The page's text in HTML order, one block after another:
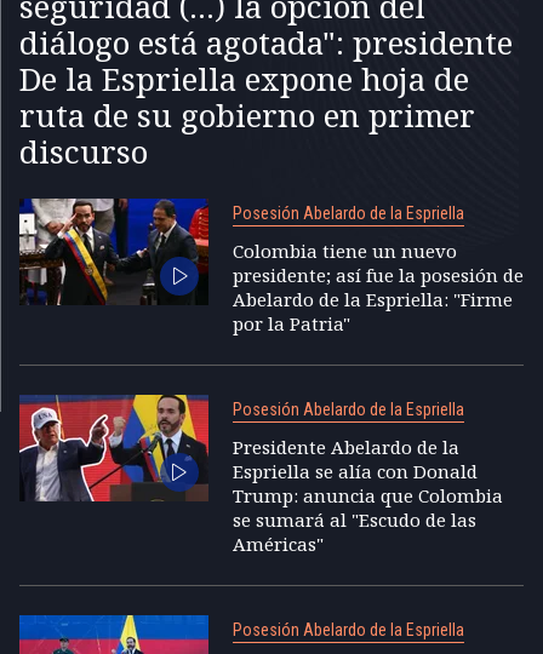
diálogo está agotada": presidente
De la Espriella expone hoja de
ruta de su gobierno en primer
discurso
Posesión Abelardo de la Espriella
Colombia tiene un nuevo
presidente; así fue la posesión de
Abelardo de la Espriella: "Firme
por la Patria"
Posesión Abelardo de la Espriella
Presidente Abelardo de la
Espriella se alía con Donald
Trump: anuncia que Colombia
se sumará al "Escudo de las
Américas"
Posesión Abelardo de la Espriella